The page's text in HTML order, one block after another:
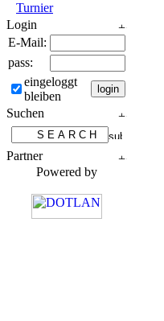
Turnier
Login
E-Mail:
pass:
eingeloggt
bleiben
Suchen
Partner
Powered by